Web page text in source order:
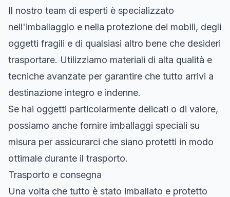
Il nostro team di esperti è specializzato
nell'imballaggio e nella protezione dei mobili, degli
oggetti fragili e di qualsiasi altro bene che desideri
trasportare. Utilizziamo materiali di alta qualità e
tecniche avanzate per garantire che tutto arrivi a
destinazione integro e indenne.
Se hai oggetti particolarmente delicati o di valore,
possiamo anche fornire imballaggi speciali su
misura per assicurarci che siano protetti in modo
ottimale durante il trasporto.
Trasporto e consegna
Una volta che tutto è stato imballato e protetto